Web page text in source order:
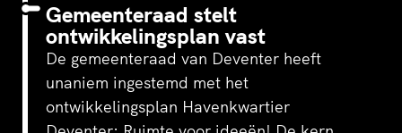
Gemeenteraad stelt
ontwikkelingsplan vast
De gemeenteraad van Deventer heeft
unaniem ingestemd met het
ontwikkelingsplan Havenkwartier